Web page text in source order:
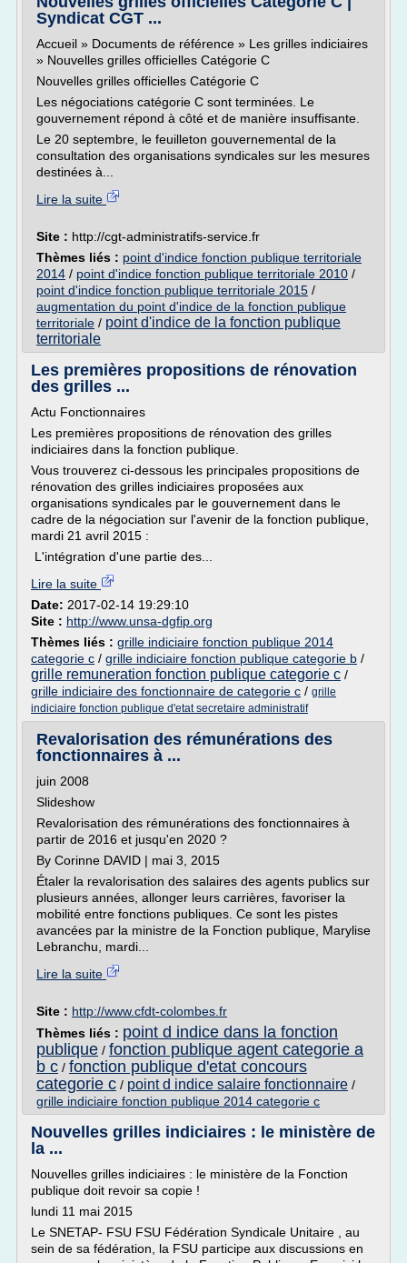
Syndicat CGT ...
Accueil » Documents de référence » Les grilles indiciaires
» Nouvelles grilles officielles Catégorie C
Nouvelles grilles officielles Catégorie C
Les négociations catégorie C sont terminées. Le
gouvernement répond à côté et de manière insuffisante.
Le 20 septembre, le feuilleton gouvernemental de la
consultation des organisations syndicales sur les mesures
destinées à...
Lire la suite
Site : http://cgt-administratifs-service.fr
Thèmes liés : point d'indice fonction publique territoriale
2014 / point d'indice fonction publique territoriale 2010 /
point d'indice fonction publique territoriale 2015 /
augmentation du point d'indice de la fonction publique
territoriale / point d'indice de la fonction publique
territoriale
Les premières propositions de rénovation
des grilles ...
Actu Fonctionnaires
Les premières propositions de rénovation des grilles
indiciaires dans la fonction publique.
Vous trouverez ci-dessous les principales propositions de
rénovation des grilles indiciaires proposées aux
organisations syndicales par le gouvernement dans le
cadre de la négociation sur l'avenir de la fonction publique,
mardi 21 avril 2015 :
L'intégration d'une partie des...
Lire la suite
Date: 2017-02-14 19:29:10
Site : http://www.unsa-dgfip.org
Thèmes liés : grille indiciaire fonction publique 2014
categorie c / grille indiciaire fonction publique categorie b /
grille remuneration fonction publique categorie c /
grille indiciaire des fonctionnaire de categorie c / grille
indiciaire fonction publique d'etat secretaire administratif
Revalorisation des rémunérations des
fonctionnaires à ...
juin 2008
Slideshow
Revalorisation des rémunérations des fonctionnaires à
partir de 2016 et jusqu'en 2020 ?
By Corinne DAVID | mai 3, 2015
Étaler la revalorisation des salaires des agents publics sur
plusieurs années, allonger leurs carrières, favoriser la
mobilité entre fonctions publiques. Ce sont les pistes
avancées par la ministre de la Fonction publique, Marylise
Lebranchu, mardi...
Lire la suite
Site : http://www.cfdt-colombes.fr
Thèmes liés : point d indice dans la fonction
publique / fonction publique agent categorie a
b c / fonction publique d'etat concours
categorie c / point d indice salaire fonctionnaire /
grille indiciaire fonction publique 2014 categorie c
Nouvelles grilles indiciaires : le ministère de
la ...
Nouvelles grilles indiciaires : le ministère de la Fonction
publique doit revoir sa copie !
lundi 11 mai 2015
Le SNETAP- FSU FSU Fédération Syndicale Unitaire , au
sein de sa fédération, la FSU participe aux discussions en